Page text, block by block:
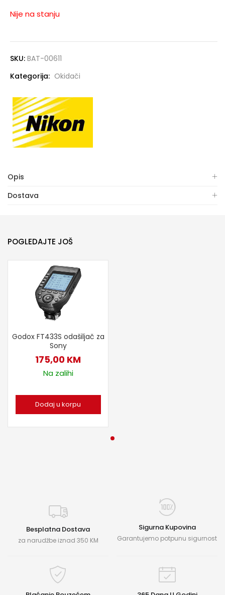
Nije na stanju
SKU: BAT-00611
Kategorija: Okidači
Opis
Dostava
POGLEDAJTE JOŠ
Godox FT433S odašiljač za
Sony
175,00 KM
Na zalihi
Dodaj u korpu
Besplatna Dostava
za narudžbe iznad 350 KM
Sigurna Kupovina
Garantujemo potpunu sigurnost